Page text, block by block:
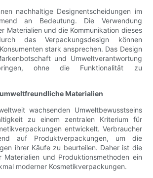
nachhaltige Designentscheidungen im
an Bedeutung. Die Verwendung
Materialien und die Kommunikation dieses
das Verpackungsdesign können
stark ansprechen. Das Design
und Umweltverantwortung
ohne die Funktionalität zu
Materialien
wachsenden Umweltbewusstseins
zu einem zentralen Kriterium für
entwickelt. Verbraucher
auf Produktverpackungen, um die
ihrer Käufe zu beurteilen. Daher ist die
Materialien und Produktionsmethoden ein
moderner Kosmetikverpackungen.